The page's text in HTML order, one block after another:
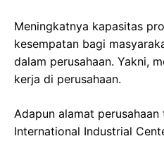
Meningkatnya kapasitas
kesempatan bagi
dalam perusahaan. Yakni,
kerja di perusahaan.
Adapun alamat
International Industrial